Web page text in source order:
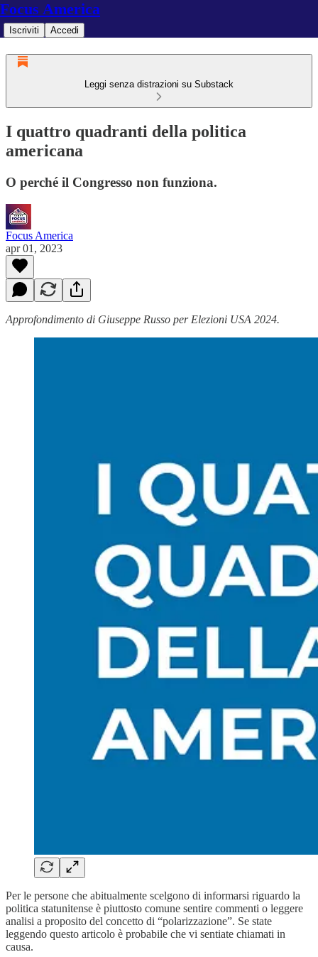
Focus America
Iscriviti Accedi
Leggi senza distrazioni su Substack
I quattro quadranti della politica
americana
O perché il Congresso non funziona.
Focus America
apr 01, 2023
Approfondimento di Giuseppe Russo per Elezioni USA 2024.
Per le persone che abitualmente scelgono di informarsi riguardo la
politica statunitense è piuttosto comune sentire commenti o leggere
analisi a proposito del concetto di “polarizzazione”. Se state
leggendo questo articolo è probabile che vi sentiate chiamati in
causa.